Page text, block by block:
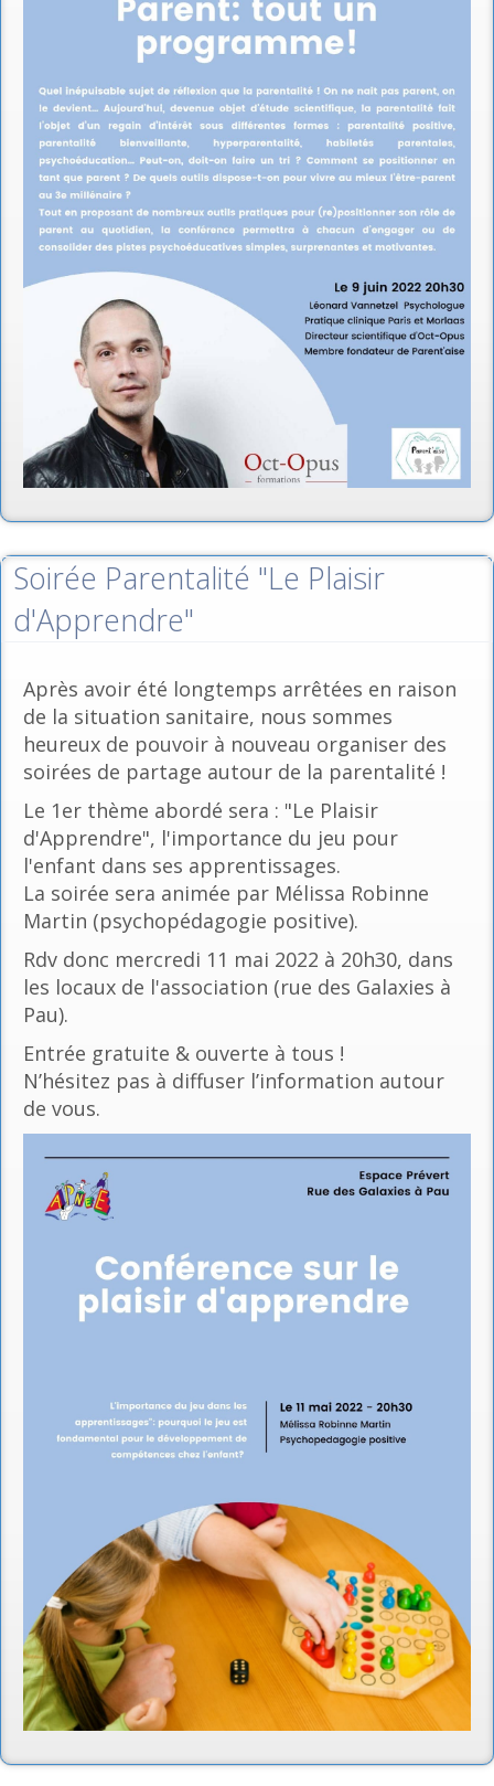
Soirée Parentalité "Le Plaisir
d'Apprendre"
Après avoir été longtemps arrêtées en raison
de la situation sanitaire, nous sommes
heureux de pouvoir à nouveau organiser des
soirées de partage autour de la parentalité !
Le 1er thème abordé sera : "Le Plaisir
d'Apprendre", l'importance du jeu pour
l'enfant dans ses apprentissages.
La soirée sera animée par Mélissa Robinne
Martin (psychopédagogie positive).
Rdv donc mercredi 11 mai 2022 à 20h30, dans
les locaux de l'association (rue des Galaxies à
Pau).
Entrée gratuite & ouverte à tous !
N’hésitez pas à diffuser l’information autour
de vous.